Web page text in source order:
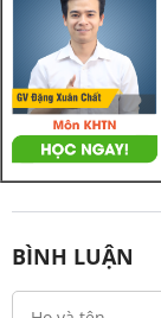
BÌNH LUẬN